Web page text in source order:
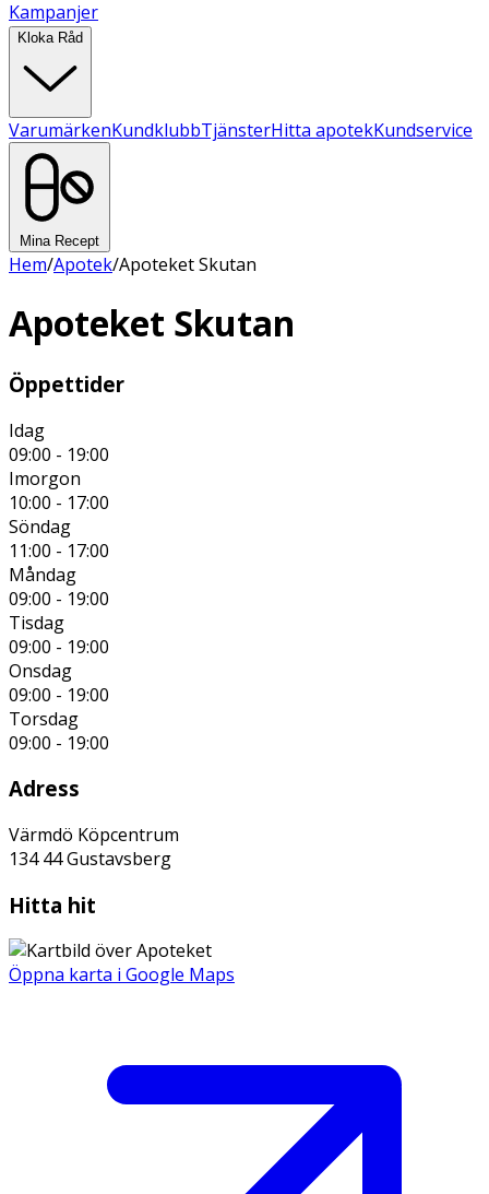
Kampanjer
Kloka Råd
VarumärkenKundklubbTjänsterHitta apotekKundservice
Mina Recept
Hem/Apotek/Apoteket Skutan
Apoteket Skutan
Öppettider
Idag
09:00 - 19:00
Imorgon
10:00 - 17:00
Söndag
11:00 - 17:00
Måndag
09:00 - 19:00
Tisdag
09:00 - 19:00
Onsdag
09:00 - 19:00
Torsdag
09:00 - 19:00
Adress
Värmdö Köpcentrum
134 44Gustavsberg
Hitta hit
Öppna karta i Google Maps